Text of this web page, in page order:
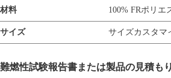
材料 100% FRポリエ
サイズ サイズカスタマ
難燃性試験報告書または製品の見積も